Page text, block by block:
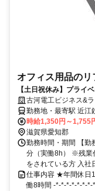
オフィス用品の
【土日祝休み】プライ
る方活躍可能！
古河電工ビジネス&
勤務地・最寄駅 近江
郷町、多賀町、米原市な
ク・車通勤OK！
時給1,350円～1,755
滋賀県愛知郡
勤務時間・期間 【勤
分（実働8h） ※残業
をされている方 入社
仕事内容 ★年間休日
働8時間 -*-*-*-*-*-*-*-